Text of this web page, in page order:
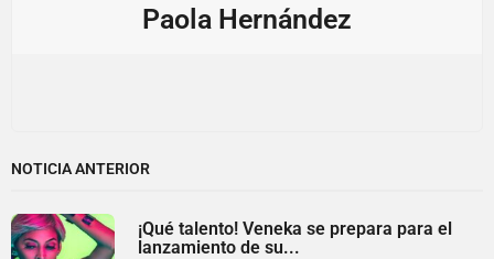
Paola Hernández
NOTICIA ANTERIOR
¡Qué talento! Veneka se prepara para el
lanzamiento de su...